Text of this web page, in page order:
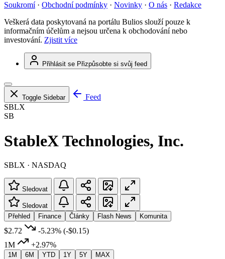
Soukromí · Obchodní podmínky · Novinky · O nás · Redakce
Veškerá data poskytovaná na portálu Bulios slouží pouze k
informačním účelům a nejsou určena k obchodování nebo
investování. Zjistit více
Přihlásit se Přizpůsobte si svůj feed
Toggle Sidebar
Feed
SBLX
SB
StableX Technologies, Inc.
SBLX · NASDAQ
Sledovat
Sledovat
Přehled
Finance Články Flash News Komunita
$2.72 -5.23% (-$0.15)
1M
+2.97%
1M 6M YTD 1Y 5Y MAX